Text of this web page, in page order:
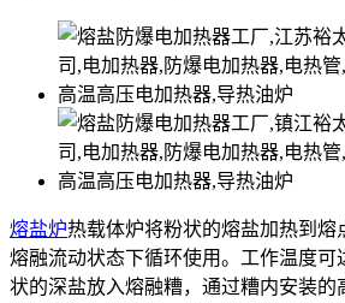
熔盐炉热载体炉将粉状的熔盐加热到
熔融流动状态下循环使用。工作温度
状的深盐放入熔融糟，通过糟内安装的